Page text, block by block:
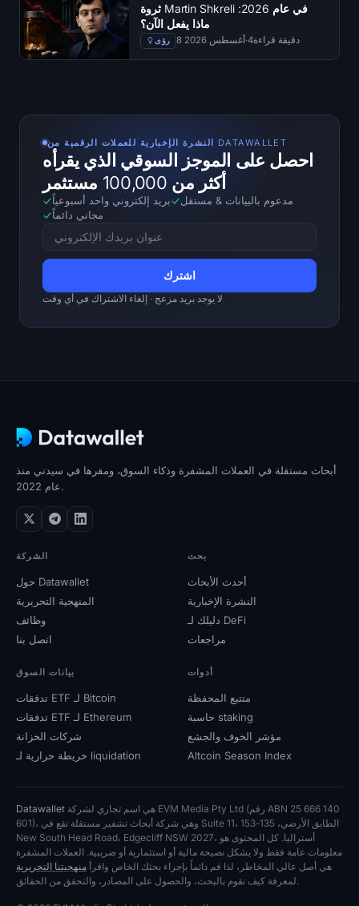
ثروة Martin Shkreli في عام 2026:
ماذا يفعل الآن؟
رؤى 8 أغسطس 2026 ·4دقيقة قراءة
النشرة الإخبارية للعملات الرقمية من DATAWALLET
احصل على الموجز السوقي الذي يقرأه
أكثر من 100,000 مستثمر
بريد إلكتروني واحد أسبوعياً مدعوم بالبيانات & مستقل
مجاني دائماً
لا يوجد بريد مزعج · إلغاء الاشتراك في أي وقت
أبحاث مستقلة في العملات المشفرة وذكاء السوق، ومقرها في سيدني منذ
عام 2022.
الشركة
حول Datawallet
المنهجية التحريرية
وظائف
اتصل بنا
بحث
أحدث الأبحاث
النشرة الإخبارية
دليلك لـ DeFi
مراجعات
بيانات السوق
تدفقات ETF لـ Bitcoin
تدفقات ETF لـ Ethereum
شركات الخزانة
خريطة حرارية لـ liquidation
أدوات
متتبع المحفظة
حاسبة staking
مؤشر الخوف والجشع
Altcoin Season Index
Datawallet
601)، وهي شركة أبحاث تشفير مستقلة تقع في Suite 11، الطابق الأرضي، 135-153
New South Head Road، Edgecliff NSW 2027، أستراليا. كل المحتوى هو
معلومات عامة فقط ولا يشكل نصيحة مالية أو استثمارية أو ضريبية. العملات المشفرة
هي أصل عالي المخاطر، لذا قم دائماً بإجراء بحثك الخاص واقرأ منهجيتنا التحريرية
لمعرفة كيف نقوم بالبحث، والحصول على المصادر، والتحقق من الحقائق.